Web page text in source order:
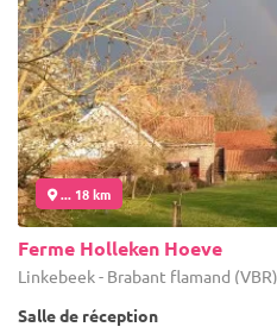
... 18 km
Ferme Holleken Hoeve
Linkebeek - Brabant flamand (VBR)
Salle de réception